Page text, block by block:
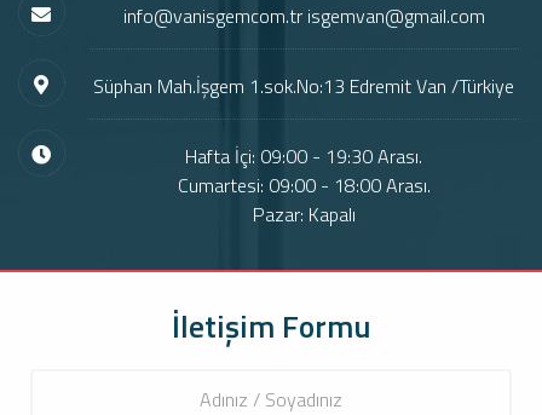
İletişim Formu
info@vanisgemcom.tr isgemvan@gmail.com
Süphan Mah.İşgem 1.sok.No:13 Edremit Van /Türkiye
Hafta İçi: 09:00 - 19:30 Arası.
Cumartesi: 09:00 - 18:00 Arası.
Pazar: Kapalı